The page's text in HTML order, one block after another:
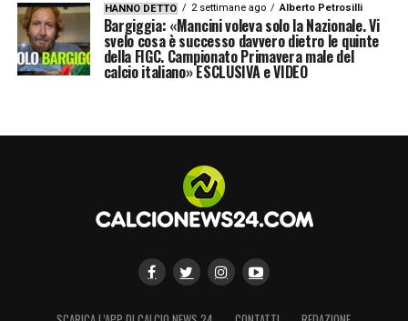
HANNO DETTO 2 settimane ago Alberto Petrosilli
Bargiggia: «Mancini voleva solo la Nazionale. Vi
svelo cosa è successo davvero dietro le quinte
della FIGC. Campionato Primavera male del
calcio italiano» ESCLUSIVA e VIDEO